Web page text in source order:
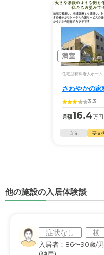
満室
住宅型有料老人ホーム
さわやかの家
3.3
月額16.4万円
自立 要支
他の施設の入居体験談
症状なし 杖
入居者：86〜90歳/